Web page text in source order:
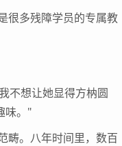
很多残障学员的专属教
不想让她显得方枘圆
味。"
畴。八年时间里，数百